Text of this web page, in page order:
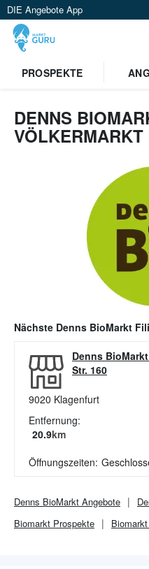
DIE Angebote App
PROSPEKTE
DENNS
VÖLKERMARKT
Nächste Denns BioMarkt
Denns
Str. 160
9020 Klagenfurt
Entfernung:
20.9km
Öffnungszeiten:
Denns BioMarkt Angebote
Biomarkt Prospekte Biomarkt